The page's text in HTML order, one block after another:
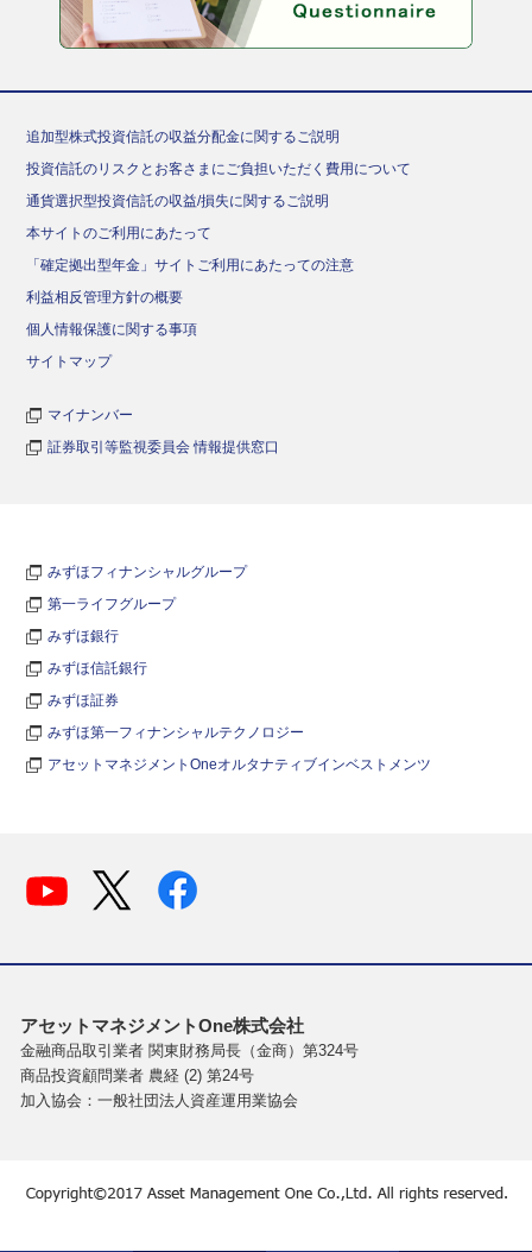
追加型株式投資信託の収益分配金に関するご説明
投資信託のリスクとお客さまにご負担いただく費用について
通貨選択型投資信託の収益/損失に関するご説明
本サイトのご利用にあたって
「確定拠出型年金」サイトご利用にあたっての注意
利益相反管理方針の概要
個人情報保護に関する事項
サイトマップ
マイナンバー
証券取引等監視委員会 情報提供窓口
みずほフィナンシャルグループ
第一ライフグループ
みずほ銀行
みずほ信託銀行
みずほ証券
みずほ第一フィナンシャルテクノロジー
アセットマネジメントOneオルタナティブインベストメンツ
アセットマネジメントOne株式会社
金融商品取引業者 関東財務局長（金商）第324号
商品投資顧問業者 農経 (2) 第24号
加入協会：一般社団法人資産運用業協会